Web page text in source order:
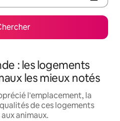
: les logements
les mieux notés
l'emplacement, la
de ces logements
animaux.